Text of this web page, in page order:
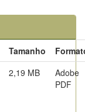
Tamanho
2,19 MB
Adobe
PDF